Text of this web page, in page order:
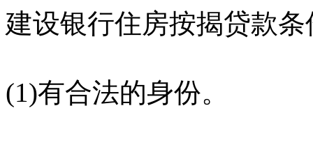
建设银行住房按揭贷款条
(1)有合法的身份。